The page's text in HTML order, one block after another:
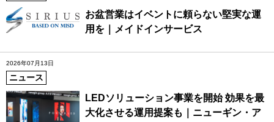
お盆営業はイベントに頼らない堅実な運
用を｜メイドインサービス
2026年07月13日
ニュース
LEDソリューション事業を開始 効果を最
大化させる運用提案も｜ニューギン・ア